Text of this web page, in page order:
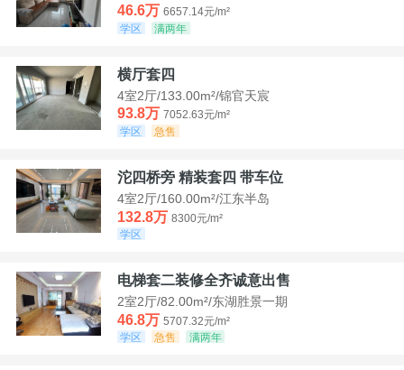
46.6万 6657.14元/m²
学区
满两年
横厅套四
4室2厅/133.00m²/锦官天宸
93.8万 7052.63元/m²
学区
急售
沱四桥旁 精装套四 带车位
4室2厅/160.00m²/江东半岛
132.8万 8300元/m²
学区
电梯套二装修全齐诚意出售
2室2厅/82.00m²/东湖胜景一期
46.8万 5707.32元/m²
学区
急售 满两年